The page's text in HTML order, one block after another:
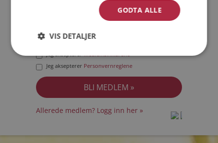
Jeg akseptererMedlemsvilkårene
Jeg aksepterer Personvernreglene
Allerede medlem? Logg inn her »
GODTA ALLE
VIS DETALJER